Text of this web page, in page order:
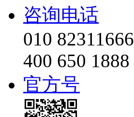
咨询电话
010 82311666
400 650 1888
官方号